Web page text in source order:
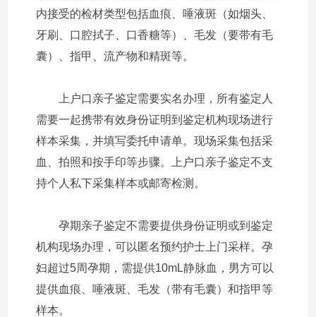
内接受的检材类型包括血痕、唾液斑（如烟头、
牙刷、口腔拭子、口香糖等）、毛发（要带有毛
囊）、指甲、流产物和精斑等。
上户口亲子鉴定需要实名办理，所有鉴定人
需要一起携带有效身份证明到鉴定机构现场进行
样本采集，并填写委托申请单。现场采集包括采
血、拍照和按手印等步骤。上户口亲子鉴定不支
持个人私下采集样本或邮寄检测。
孕期亲子鉴定不需要提供身份证明或到鉴定
机构现场办理，可以匿名预约护士上门采样。孕
妇超过5周孕期，需提供10mL静脉血，男方可以
提供血痕、唾液斑、毛发（带有毛囊）和指甲等
样本。